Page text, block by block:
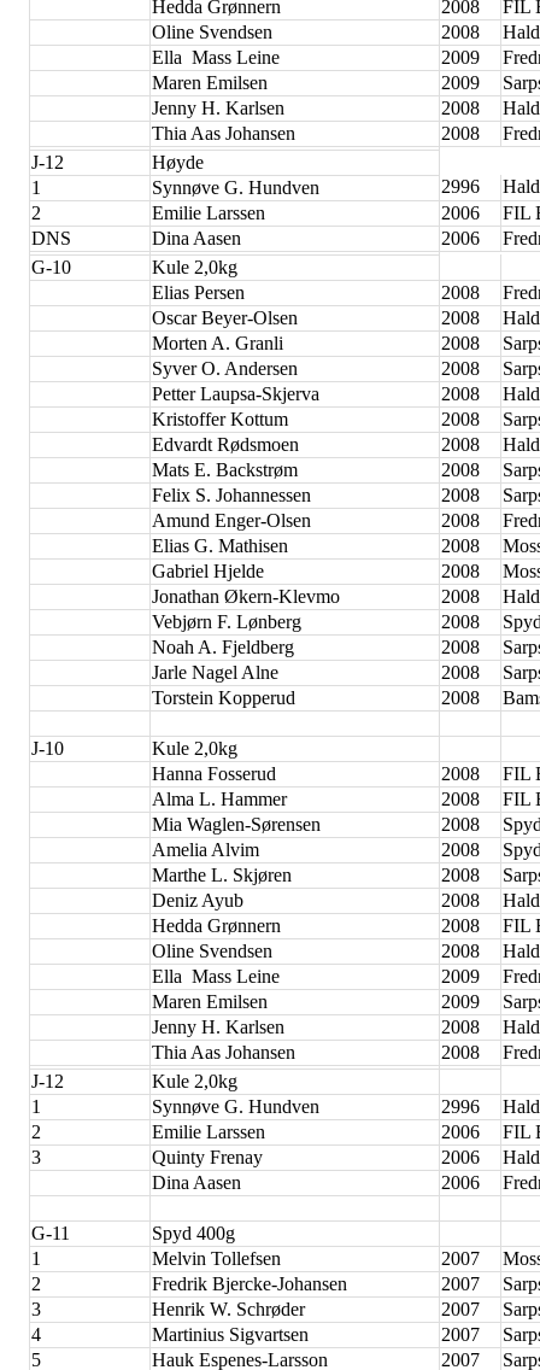
Hedda Grønnern
2008
FIL
Oline Svendsen
2008
Ella Mass Leine
2009
Maren Emilsen
2009
Jenny H. Karlsen
2008
Thia Aas Johansen
2008
J-12
Høyde
1
Synnøve G. Hundven 2996
2
Emilie Larssen 2006
FIL
DNS
Dina Aasen 2006
G-10
Kule 2,0kg
Elias Persen
2008
Oscar Beyer-Olsen
2008
Morten A. Granli
2008
Syver O. Andersen
2008
Petter Laupsa-Skjerva
2008
Kristoffer Kottum
2008
Edvardt Rødsmoen
2008
Mats E. Backstrøm
2008
Felix S. Johannessen
2008
Amund Enger-Olsen
2008
Elias G. Mathisen
2008
Gabriel Hjelde
2008
Jonathan Økern-Klevmo
2008
Vebjørn F. Lønberg
2008
Noah A. Fjeldberg
2008
Jarle Nagel Alne
2008
Torstein Kopperud
2008
J-10
Kule 2,0kg
Hanna Fosserud
2008
FIL
Alma L. Hammer
2008
FIL
Mia Waglen-Sørensen
2008
Amelia Alvim
2008
Marthe L. Skjøren
2008
Deniz Ayub
2008
Hedda Grønnern
2008
FIL
Oline Svendsen
2008
Ella Mass Leine
2009
Maren Emilsen
2009
Jenny H. Karlsen
2008
Thia Aas Johansen
2008
J-12
Kule 2,0kg
1
Synnøve G. Hundven 2996
2
Emilie Larssen 2006
FIL
3
Quinty Frenay 2006
Dina Aasen
2006
G-11
Spyd 400g
1
Melvin Tollefsen 2007
2
Fredrik Bjercke-Johansen 2007
3
Henrik W. Schrøder 2007
4
Martinius Sigvartsen 2007
5
Hauk Espenes-Larsson 2007